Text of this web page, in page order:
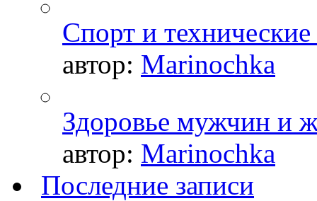
Спорт и
автор: Marinochka
Здоровье мужчин и
автор: Marinochka
Последние записи